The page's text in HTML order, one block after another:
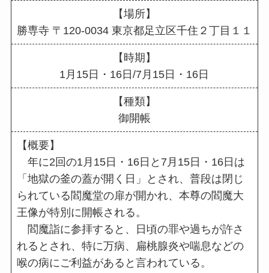
【場所】
勝専寺 〒120-0034 東京都足立区千住２丁目１１
【時期】
1月15日・16日/7月15日・16日
【種類】
御開帳
【概要】
年に2回の1月15日・16日と7月15日・16日は
「地獄の釜の蓋が開く日」とされ、普段は閉じ
られている閻魔堂の扉が開かれ、本尊の閻魔大
王像が特別に開帳される。
閻魔詣に参拝すると、日頃の罪や過ちが許さ
れるとされ、特に万病、扁桃腺炎や喘息などの
喉の病にご利益があると言われている。